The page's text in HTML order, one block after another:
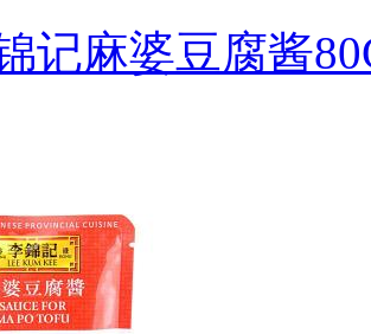
记麻婆豆腐酱